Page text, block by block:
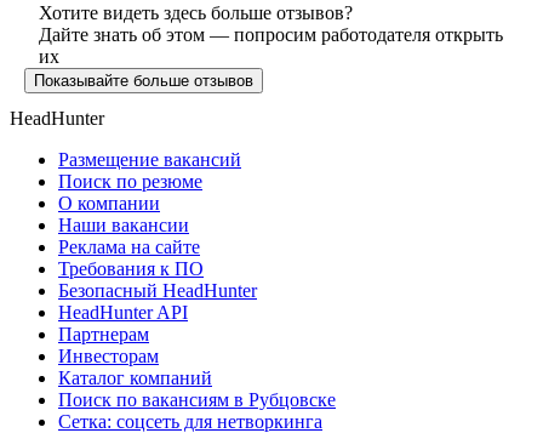
Хотите видеть здесь больше отзывов?
Дайте знать об этом — попросим работодателя открыть
их
Показывайте больше отзывов
HeadHunter
Размещение вакансий
Поиск по резюме
О компании
Наши вакансии
Реклама на сайте
Требования к ПО
Безопасный HeadHunter
HeadHunter API
Партнерам
Инвесторам
Каталог компаний
Поиск по вакансиям в Рубцовске
Сетка: соцсеть для нетворкинга